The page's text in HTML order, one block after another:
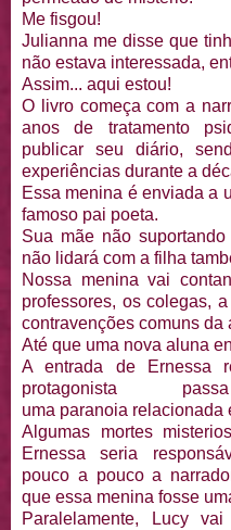
Me fisgou!
Julianna me disse que
não estava interessada,
Assim... aqui estou!
O livro começa com a
anos de tratamento
publicar seu diário,
experiências durante a
Essa menina é enviada a
famoso pai poeta.
Sua mãe não
não lidará com a filha
Nossa menina vai
professores, os colegas,
contravenções comuns da
Até que uma nova aluna
A entrada de Ernessa
protagonista
uma paranoia relacionada
Algumas mortes
Ernessa seria
pouco a pouco a
que essa menina fosse
Paralelamente, Lucy